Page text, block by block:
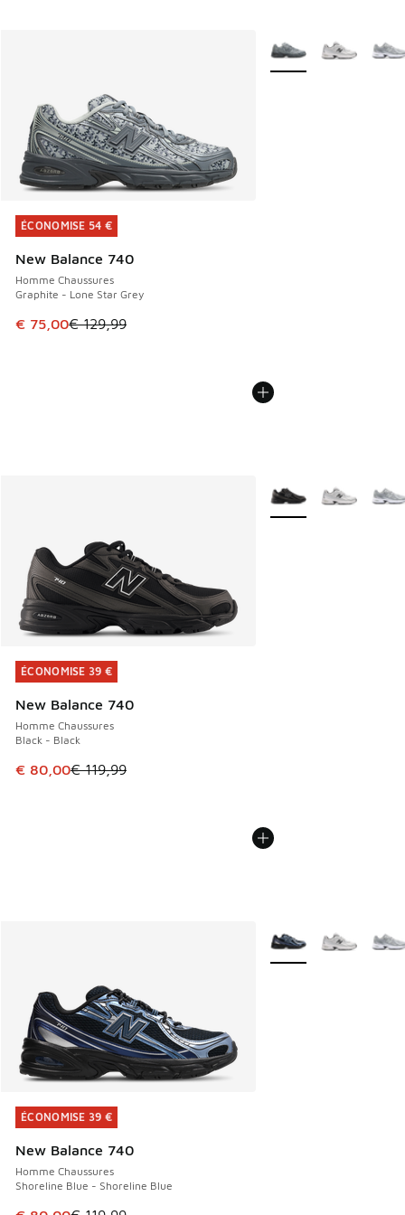
ÉCONOMISE 54 €
New Balance 740
Homme Chaussures
Graphite - Lone Star Grey
Cet article est en promotion. Prix en baisse de € 129,99 à
€ 75,00€ 129,99
ÉCONOMISE 54 €
Plus de couleurs
ÉCONOMISE 39 €
New Balance 740
Homme Chaussures
Black - Black
Cet article est en promotion. Prix en baisse de € 119,99 à
€ 80,00€ 119,99
ÉCONOMISE 39 €
Plus de couleurs
ÉCONOMISE 39 €
New Balance 740
Homme Chaussures
Shoreline Blue - Shoreline Blue
ÉCONOMISE 39 €
Plus de couleurs